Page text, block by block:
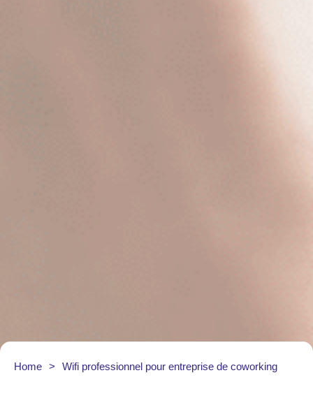
Home > Wifi professionnel pour entreprise de coworking